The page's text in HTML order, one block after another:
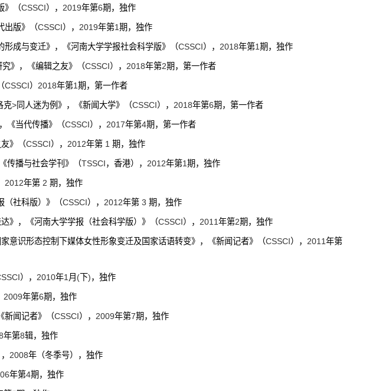
》（CSSCI） ， 2019年第6期，独作
出版》（CSSCI） ， 2019年第1期，独作
形成与变迁》，《河南大学学报社会科学版》（CSSCI） ， 2018年第1期，独作
》，《编辑之友》（CSSCI） ， 2018年第2期，第一作者
CSSCI） 2018年第1期，第一作者
克>同人迷为例》，《新闻大学》（CSSCI）， 2018年第6期，第一作者
《当代传播》（CSSCI） ， 2017年第4期，第一作者
》（CSSCI） ， 2012年第 1 期，独作
传播与社会学刊》（TSSCI，香港） ， 2012年第1期，独作
2012年第 2 期，独作
（社科版）》（CSSCI） ， 2012年第 3 期，独作
》，《河南大学学报（社会科学版）》（CSSCI） ， 2011年第2期，独作
意识形态控制下媒体女性形象变迁及国家话语转变》，《新闻记者》（CSSCI） ， 2011年第
） ， 2010年1 月 ( 下)，独作
2009年第6期，独作
新闻记者》（CSSCI）， 2009年第7期，独作
年第8辑，独作
2008年（冬季号），独作
年第4期，独作